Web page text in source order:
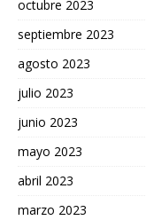
octubre 2023
septiembre 2023
agosto 2023
julio 2023
junio 2023
mayo 2023
abril 2023
marzo 2023